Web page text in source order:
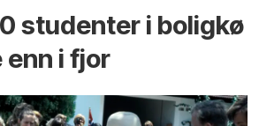
studenter i boligkø
enn i fjor